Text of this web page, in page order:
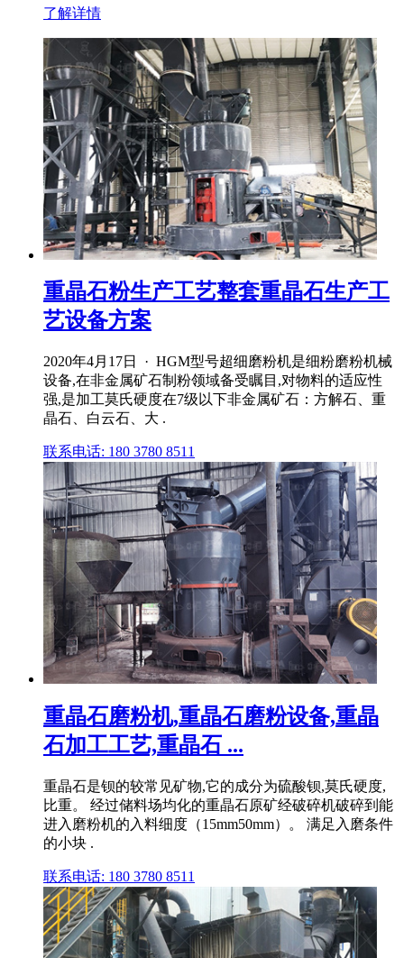
了解详情
重晶石粉生产工艺整套重晶石生产工
艺设备方案
2020年4月17日 · HGM型号超细磨粉机是细粉磨粉机械
设备,在非金属矿石制粉领域备受瞩目,对物料的适应性
强,是加工莫氏硬度在7级以下非金属矿石：方解石、重
晶石、白云石、大 .
联系电话: 180 3780 8511
重晶石磨粉机,重晶石磨粉设备,重晶
石加工工艺,重晶石 ...
重晶石是钡的较常见矿物,它的成分为硫酸钡,莫氏硬度,
比重。 经过储料场均化的重晶石原矿经破碎机破碎到能
进入磨粉机的入料细度（15mm50mm）。 满足入磨条件
的小块 .
联系电话: 180 3780 8511